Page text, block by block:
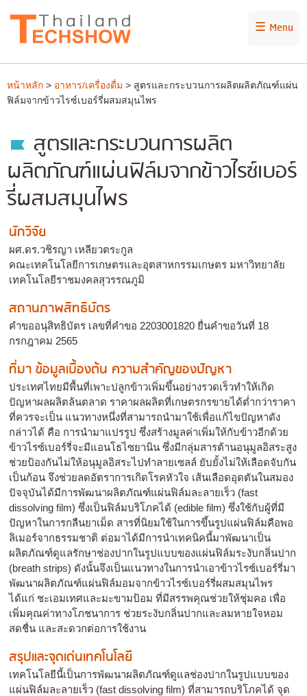
☰ Menu
หน้าหลัก > อาหาร/เครื่องดื่ม > สูตรและกระบวนการผลิตผลิตภัณฑ์แผ่น
ฟิล์มจากข้าวไรซ์เบอร์รี่ผสมสมุนไพร
สูตรและกระบวนการผลิต
ผลิตภัณฑ์แผ่นฟิล์มจากข้าวไรซ์เบอร์
รี่ผสมสมุนไพร
นักวิจัย
ผศ.ดร.วชิรญา เหลียวตระกูล
คณะเทคโนโลยีการเกษตรและอุตสาหกรรมเกษตร มหาวิทยาลัย
เทคโนโลยีราชมงคลสุวรรณภูมิ
สถานภาพสิทธิบัตร
คำขออนุสิทธิบัตร เลขที่คำขอ 2203001820 ยื่นคำขอวันที่ 18
กรกฎาคม 2565
ที่มา ข้อมูลเบื้องต้น ความสำคัญของปัญหา
ประเทศไทยมีพื้นที่เพาะปลูกข้าวเพิ่มขึ้นอย่างรวดเร็วทำให้เกิด
ปัญหาผลผลิตล้นตลาด ราคาผลผลิตที่เกษตรกรขายได้ต่ำกว่าราคา
ที่ควรจะเป็น แนวทางหนึ่งที่สามารถนำมาใช้เพื่อแก้ไขปัญหาดัง
กล่าวได้ คือ การนำมาแปรรูป ซึ่งสร้างมูลค่าเพิ่มให้กับข้าวอีกด้วย
ข้าวไรซ์เบอร์รี่จะมีแอนโธไซยานิน ซึ่งมีกลุ่มสารต้านอนุมูลอิสระสูง
ช่วยป้องกันไม่ให้อนุมูลอิสระไปทำลายเซลล์ ยับยั้งไม่ให้เลือดจับกัน
เป็นก้อน จึงช่วยลดอัตราการเกิดโรคหัวใจ เส้นเลือดอุดตันในสมอง
ปัจจุบันได้มีการพัฒนาผลิตภัณฑ์แผ่นฟิล์มละลายเร็ว (fast
dissolving film) ซึ่งเป็นฟิล์มบริโภคได้ (edible film) ซึ่งใช้กับผู้ที่มี
ปัญหาในการกลืนยาเม็ด สารที่นิยมใช้ในการขึ้นรูปแผ่นฟิล์มคือพอ
ลิเมอร์จากธรรมชาติ ต่อมาได้มีการนำเทคนิคนี้มาพัฒนาเป็น
ผลิตภัณฑ์ดูแลรักษาช่องปากในรูปแบบของแผ่นฟิล์มระงับกลิ่นปาก
(breath strips) ดังนั้นจึงเป็นแนวทางในการนำเอาข้าวไรซ์เบอร์รี่มา
พัฒนาผลิตภัณฑ์แผ่นฟิล์มอมจากข้าวไรซ์เบอร์รี่ผสมสมุนไพร
ได้แก่ ชะเอมเทศและมะขามป้อม ที่มีสรรพคุณช่วยให้ชุ่มคอ เพื่อ
เพิ่มคุณค่าทางโภชนาการ ช่วยระงับกลิ่นปากและลมหายใจหอม
สดชื่น และสะดวกต่อการใช้งาน
สรุปและจุดเด่นเทคโนโลยี
เทคโนโลยีนี้เป็นการพัฒนาผลิตภัณฑ์ดูแลช่องปากในรูปแบบของ
แผ่นฟิล์มละลายเร็ว (fast dissolving film) ที่สามารถบริโภคได้ จุด